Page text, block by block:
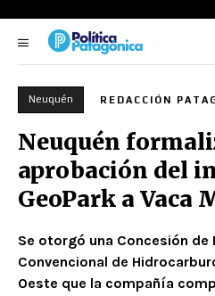
Neuquén REDACCIÓN
Neuquén
aprobación del
GeoPark a Vaca
Se otorgó una Concesión de
Convencional de
Oeste que la compañía